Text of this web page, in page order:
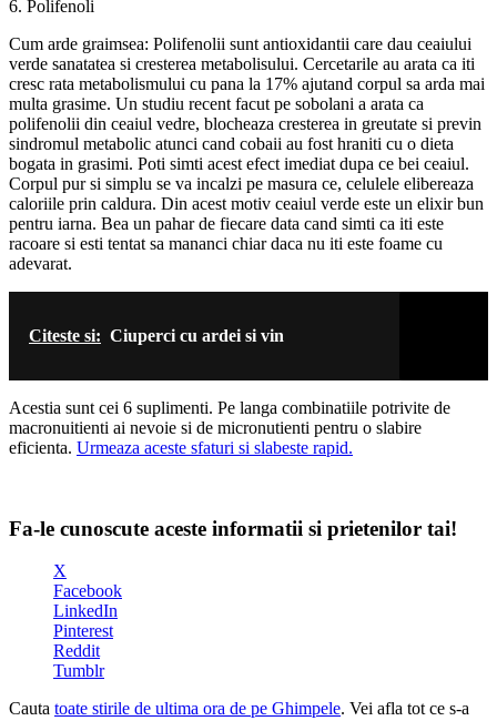
6. Polifenoli
Cum arde graimsea: Polifenolii sunt antioxidantii care dau ceaiului
verde sanatatea si cresterea metabolisului. Cercetarile au arata ca iti
cresc rata metabolismului cu pana la 17% ajutand corpul sa arda mai
multa grasime. Un studiu recent facut pe sobolani a arata ca
polifenolii din ceaiul vedre, blocheaza cresterea in greutate si previn
sindromul metabolic atunci cand cobaii au fost hraniti cu o dieta
bogata in grasimi. Poti simti acest efect imediat dupa ce bei ceaiul.
Corpul pur si simplu se va incalzi pe masura ce, celulele elibereaza
caloriile prin caldura. Din acest motiv ceaiul verde este un elixir bun
pentru iarna. Bea un pahar de fiecare data cand simti ca iti este
racoare si esti tentat sa mananci chiar daca nu iti este foame cu
adevarat.
Citeste si: Ciuperci cu ardei si vin
Acestia sunt cei 6 suplimenti. Pe langa combinatiile potrivite de
macronuitienti ai nevoie si de micronutienti pentru o slabire
eficienta. Urmeaza aceste sfaturi si slabeste rapid.
Fa-le cunoscute aceste informatii si prietenilor tai!
X
Facebook
LinkedIn
Pinterest
Reddit
Tumblr
Cauta toate stirile de ultima ora de pe Ghimpele. Vei afla tot ce s-a